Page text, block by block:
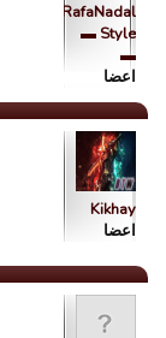
RafaNadal
Style ▬
▬
اعضا
Kikhay
اعضا